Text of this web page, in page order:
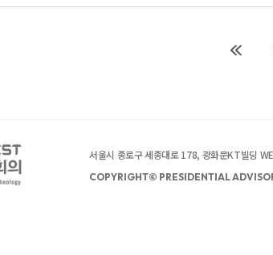
서울시 종로구 세종대로 178, 광화문KT빌딩
COPYRIGHT© PRESIDENTIAL